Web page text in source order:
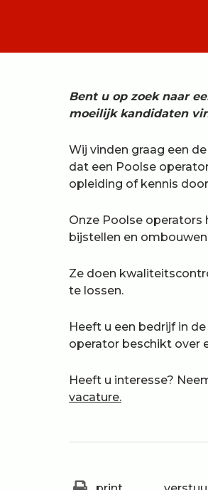
Bent u op zoek naar
moeilijk kandidaten
Wij vinden graag een
dat een Poolse
opleiding of kennis
Onze Poolse operators
bijstellen en
Ze doen
te lossen.
Heeft u een bedrijf in
operator beschikt over
Heeft u interesse?
vacature.